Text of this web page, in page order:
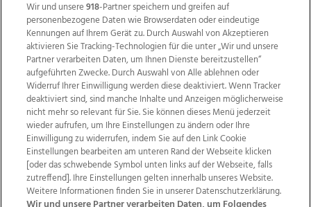
Wir über uns Mediadaten Kontakt
Jobs
Datenschutz
Impressum
AGB Anzeigekunden
AGB Website
Ehrenkodex Politische Werbung
Wir und unsere918-Partner speichern und greifen auf
personenbezogene Daten wie Browserdaten oder eindeutige
Kennungen auf Ihrem Gerät zu. Durch Auswahl von Akzeptieren
aktivieren Sie Tracking-Technologien für die unter „Wir und unsere
Partner verarbeiten Daten, um Ihnen Dienste bereitzustellen“
aufgeführten Zwecke. Durch Auswahl von Alle ablehnen oder
Widerruf Ihrer Einwilligung werden diese deaktiviert. Wenn Tracker
deaktiviert sind, sind manche Inhalte und Anzeigen möglicherweise
nicht mehr so relevant für Sie. Sie können dieses Menü jederzeit
wieder aufrufen, um Ihre Einstellungen zu ändern oder Ihre
Einwilligung zu widerrufen, indem Sie auf den Link Cookie
Einstellungen bearbeiten am unteren Rand der Webseite klicken
[oder das schwebende Symbol unten links auf der Webseite, falls
zutreffend]. Ihre Einstellungen gelten innerhalb unseres Website.
Weitere Informationen finden Sie in unserer Datenschutzerklärung.